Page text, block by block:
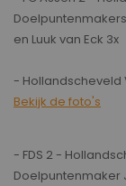
en Luuk van Eck 3x
- Hollandscheveld
Bekijk de foto's
- FDS 2 -
Doelpuntenmaker